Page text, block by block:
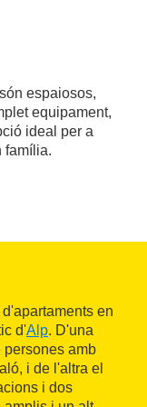
espaiosos,
equipament,
ideal per a
família.
en
d'Alp. D'una
persones amb
i de l'altra el
i dos